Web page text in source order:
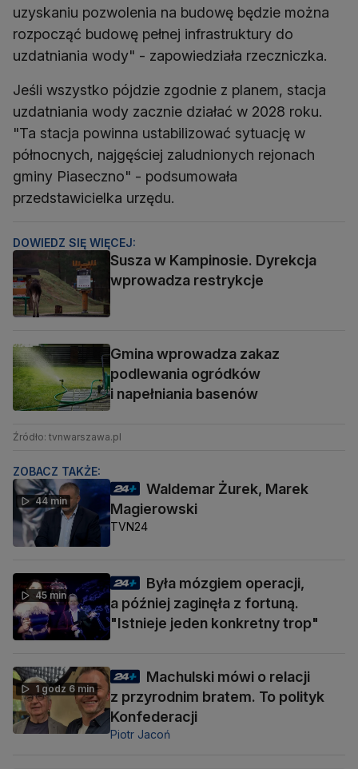
uzyskaniu pozwolenia na budowę będzie można
rozpocząć budowę pełnej infrastruktury do
uzdatniania wody" - zapowiedziała rzeczniczka.
Jeśli wszystko pójdzie zgodnie z planem, stacja
uzdatniania wody zacznie działać w 2028 roku.
"Ta stacja powinna ustabilizować sytuację w
północnych, najgęściej zaludnionych rejonach
gminy Piaseczno" - podsumowała
przedstawicielka urzędu.
DOWIEDZ SIĘ WIĘCEJ:
Susza w Kampinosie. Dyrekcja
wprowadza restrykcje
Gmina wprowadza zakaz
podlewania ogródków
i napełniania basenów
Źródło: tvnwarszawa.pl
ZOBACZ TAKŻE:
44 min
Waldemar Żurek, Marek
Magierowski
TVN24
45 min
Była mózgiem operacji,
a później zaginęła z fortuną.
"Istnieje jeden konkretny trop"
1 godz 6 min
Machulski mówi o relacji
z przyrodnim bratem. To polityk
Konfederacji
Piotr Jacoń